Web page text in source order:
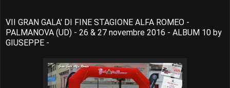
VII GRAN GALA' DI FINE STAGIONE ALFA ROMEO -
PALMANOVA (UD) - 26 & 27 novembre 2016 - ALBUM 10 by
GIUSEPPE -